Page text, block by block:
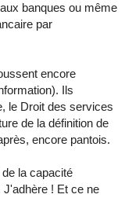
banques ou même
par
encore
Ils
le Droit des services
de la définition de
encore pantois.
la capacité
! Et ce ne